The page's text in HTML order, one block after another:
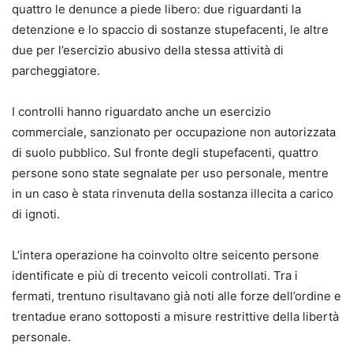
quattro le denunce a piede libero: due riguardanti la
detenzione e lo spaccio di sostanze stupefacenti, le altre
due per l’esercizio abusivo della stessa attività di
parcheggiatore.
I controlli hanno riguardato anche un esercizio
commerciale, sanzionato per occupazione non autorizzata
di suolo pubblico. Sul fronte degli stupefacenti, quattro
persone sono state segnalate per uso personale, mentre
in un caso è stata rinvenuta della sostanza illecita a carico
di ignoti.
L’intera operazione ha coinvolto oltre seicento persone
identificate e più di trecento veicoli controllati. Tra i
fermati, trentuno risultavano già noti alle forze dell’ordine e
trentadue erano sottoposti a misure restrittive della libertà
personale.